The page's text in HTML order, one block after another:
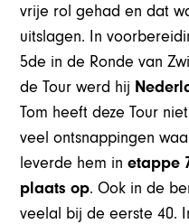
vrije rol gehad en dat
uitslagen. In
5de in de Ronde van
de Tour werd hij
Tom heeft deze Tour
veel ontsnappingen
leverde hem inetappe
plaats op. Ook in de
veelal bij de eerste 40.